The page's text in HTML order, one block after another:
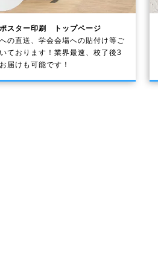
スター印刷 トップページ
の直送、学会会場への貼付け等ご
ております！業界最速、校了後3
届けも可能です！